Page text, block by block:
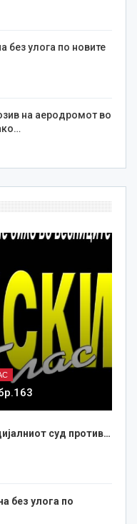
без улога по новите
на аеродромот во
суд против…
без улога по